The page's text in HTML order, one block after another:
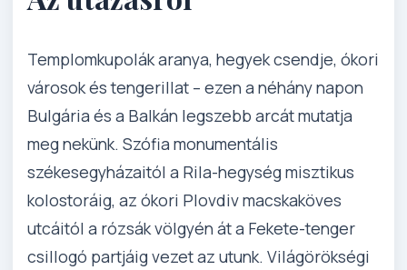
Templomkupolák aranya, hegyek csendje, ókori
városok és tengerillat – ezen a néhány napon
Bulgária és a Balkán legszebb arcát mutatja
meg nekünk. Szófia monumentális
székesegyházaitól a Rila-hegység misztikus
kolostoráig, az ókori Plovdiv macskaköves
utcáitól a rózsák völgyén át a Fekete-tenger
csillogó partjáig vezet az utunk. Világörökségi